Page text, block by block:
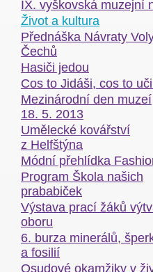
IX. vyškovská muzejní
Život a kultura
Přednáška Návraty
Čechů
Hasiči jedou
Cos to Jidáši, cos to
Mezinárodní den muzeí
18. 5. 2013
Umělecké kovářství
z Helfštýna
Módní přehlídka
Program Škola našich
prababiček
Výstava prací žáků
oboru
6. burza minerálů,
a fosilií
Osudové okamžiky v